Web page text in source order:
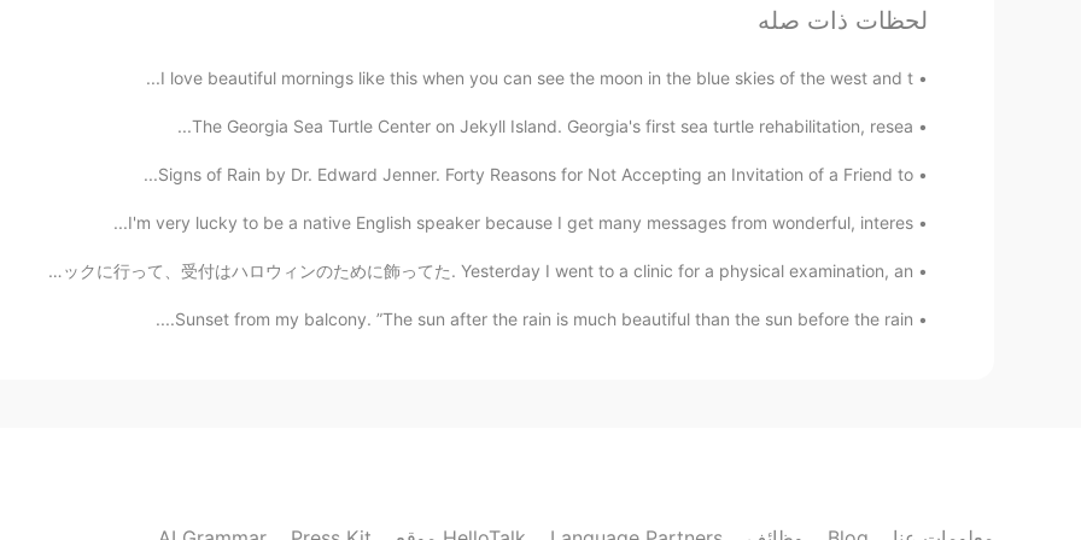
Mami
2019.07.07 09:43
لحظات ذات صله
I love beautiful mornings like this when you can see the moon in the blue skies of the west and t...
The Georgia Sea Turtle Center on Jekyll Island. Georgia's first sea turtle rehabilitation, resea...
Signs of Rain by Dr. Edward Jenner. Forty Reasons for Not Accepting an Invitation of a Friend to...
I'm very lucky to be a native English speaker because I get many messages from wonderful, interes...
昨日私は検診のためにクリニックに行って、受付はハロウィンのために飾ってた. Yesterday I went to a clinic for a physical examination, an...
Sunset from my balcony. ”The sun after the rain is much beautiful than the sun before the rain....